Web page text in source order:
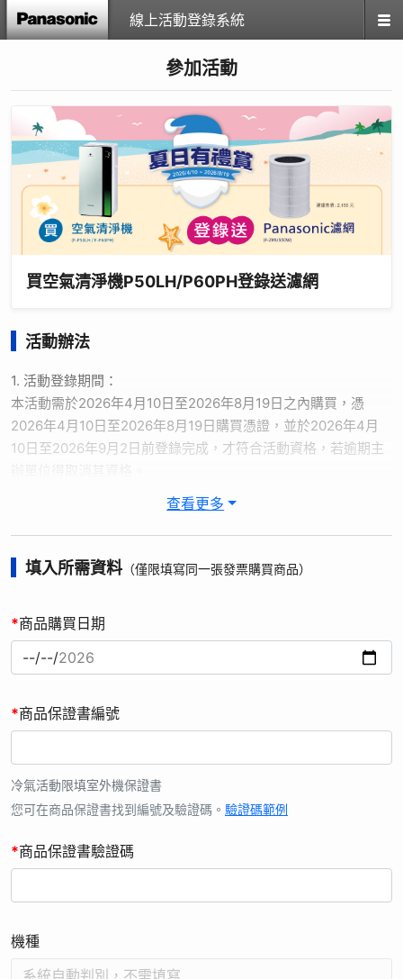
線上活動登錄系統
參加活動
買空氣清淨機P50LH/P60PH登錄送濾網
活動辦法
1. 活動登錄期間：
本活動需於2026年4月10日至2026年8月19日之內購買，憑
2026年4月10日至2026年8月19日購買憑證，並於2026年4月
10日至2026年9月2日前登錄完成，才符合活動資格，若逾期主
2. 贈品以實物為主，圖片僅供參考，【線上登錄送】數量有限，
3. 活動內容：購買指定機種，進入【夏日有禮賞 線上登錄送好
禮】活動網站，選擇商品類別，並輸入保證書編號及驗證碼、姓
名、聯絡方式、購買通路、寄送資訊及購買發票進行登錄。登錄
後30個工作天內 (不含例假日)，將贈品寄送至填寫地址。
4. 台灣松下銷售股份有限公司(以下簡稱本公司)因辦理「線上登
錄送好禮」 (以下簡稱本活動)，而蒐集、處理或利用您的識別類
礎，並遵守中華民國「個人資料保護法」規定。
集取得之您的個人資料，將提供台灣松下電器股份有限公司儲存
及管理，本公司及台灣松下電器股份有限公司，在提供優良服務
的同時會依個人資料保護法及相關法令之規定下，依本公司隱私
6. 本次活動贈品限寄送台、澎、金、馬。您同意並授權本公司得
為完成該活動贈品配送之需求及目的，將您所提供配送所需必要
之個人資料(例如收件人姓名、地址、聯絡電話)提供予相關合作
7. 本活動僅適用「台灣松下銷售股份有限公司」販售之上述指定
機種，其他商品、平行輸入之商品 (水貨) 恕不適用本活動。
查看更多
填入所需資料（僅限填寫同一張發票購買商品）
*商品購買日期
*商品保證書編號
冷氣活動限填室外機保證書
您可在商品保證書找到編號及驗證碼。 驗證碼範例
*商品保證書驗證碼
機種